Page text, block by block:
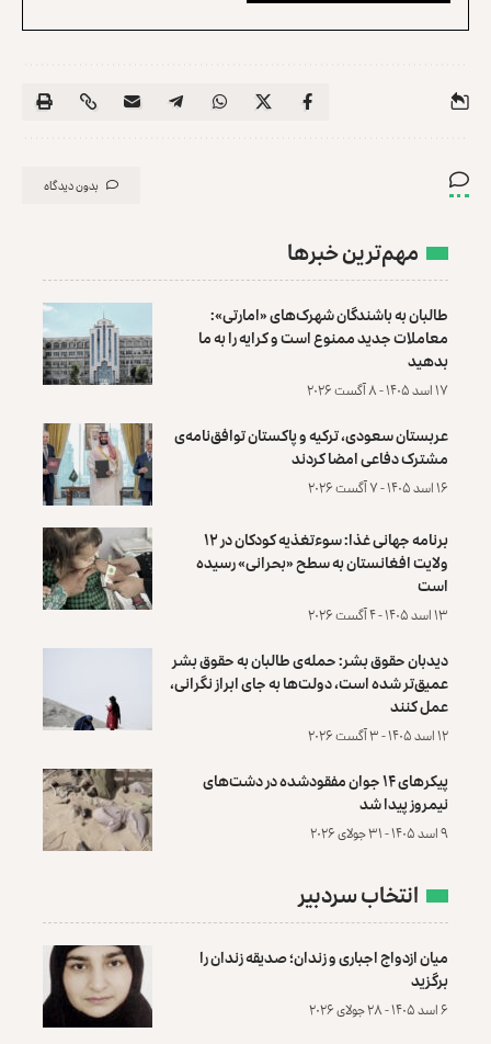
بدون دیدگاه
مهم‌ترین خبرها
طالبان به باشندگان شهرک‌های «امارتی»:
معاملات جدید ممنوع است و کرایه را به ما
بدهید
۱۷ اسد ۱۴۰۵ - ۸ آگست ۲۰۲۶
عربستان سعودی، ترکیه و پاکستان توافق‌نامه‌ی
مشترک دفاعی امضا کردند
۱۶ اسد ۱۴۰۵ - ۷ آگست ۲۰۲۶
برنامه جهانی غذا: سوءتغذیه کودکان در ۱۲
ولایت افغانستان به سطح «بحرانی» رسیده
است
۱۳ اسد ۱۴۰۵ - ۴ آگست ۲۰۲۶
دیدبان حقوق بشر: حمله‌ی طالبان به حقوق بشر
عمیق‌تر شده است، دولت‌ها به جای ابراز نگرانی،
عمل کنند
۱۲ اسد ۱۴۰۵ - ۳ آگست ۲۰۲۶
پیکرهای ۱۴ جوان مفقودشده در دشت‌های
نیمروز پیدا شد
۹ اسد ۱۴۰۵ - ۳۱ جولای ۲۰۲۶
انتخاب سردبیر
میان ازدواج اجباری و زندان؛ صدیقه زندان را
برگزید
۶ اسد ۱۴۰۵ - ۲۸ جولای ۲۰۲۶